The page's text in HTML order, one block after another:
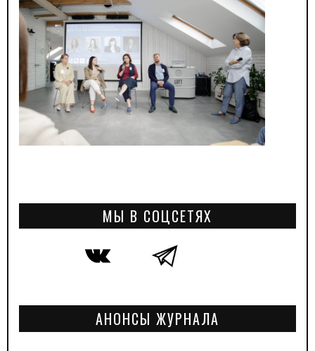
МЫ В СОЦСЕТЯХ
АНОНСЫ ЖУРНАЛА